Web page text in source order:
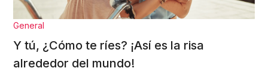
General
Y tú, ¿Cómo te ríes? ¡Así es la risa
alrededor del mundo!